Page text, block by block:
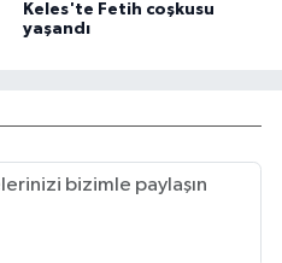
Keles'te Fetih coşkusu
yaşandı